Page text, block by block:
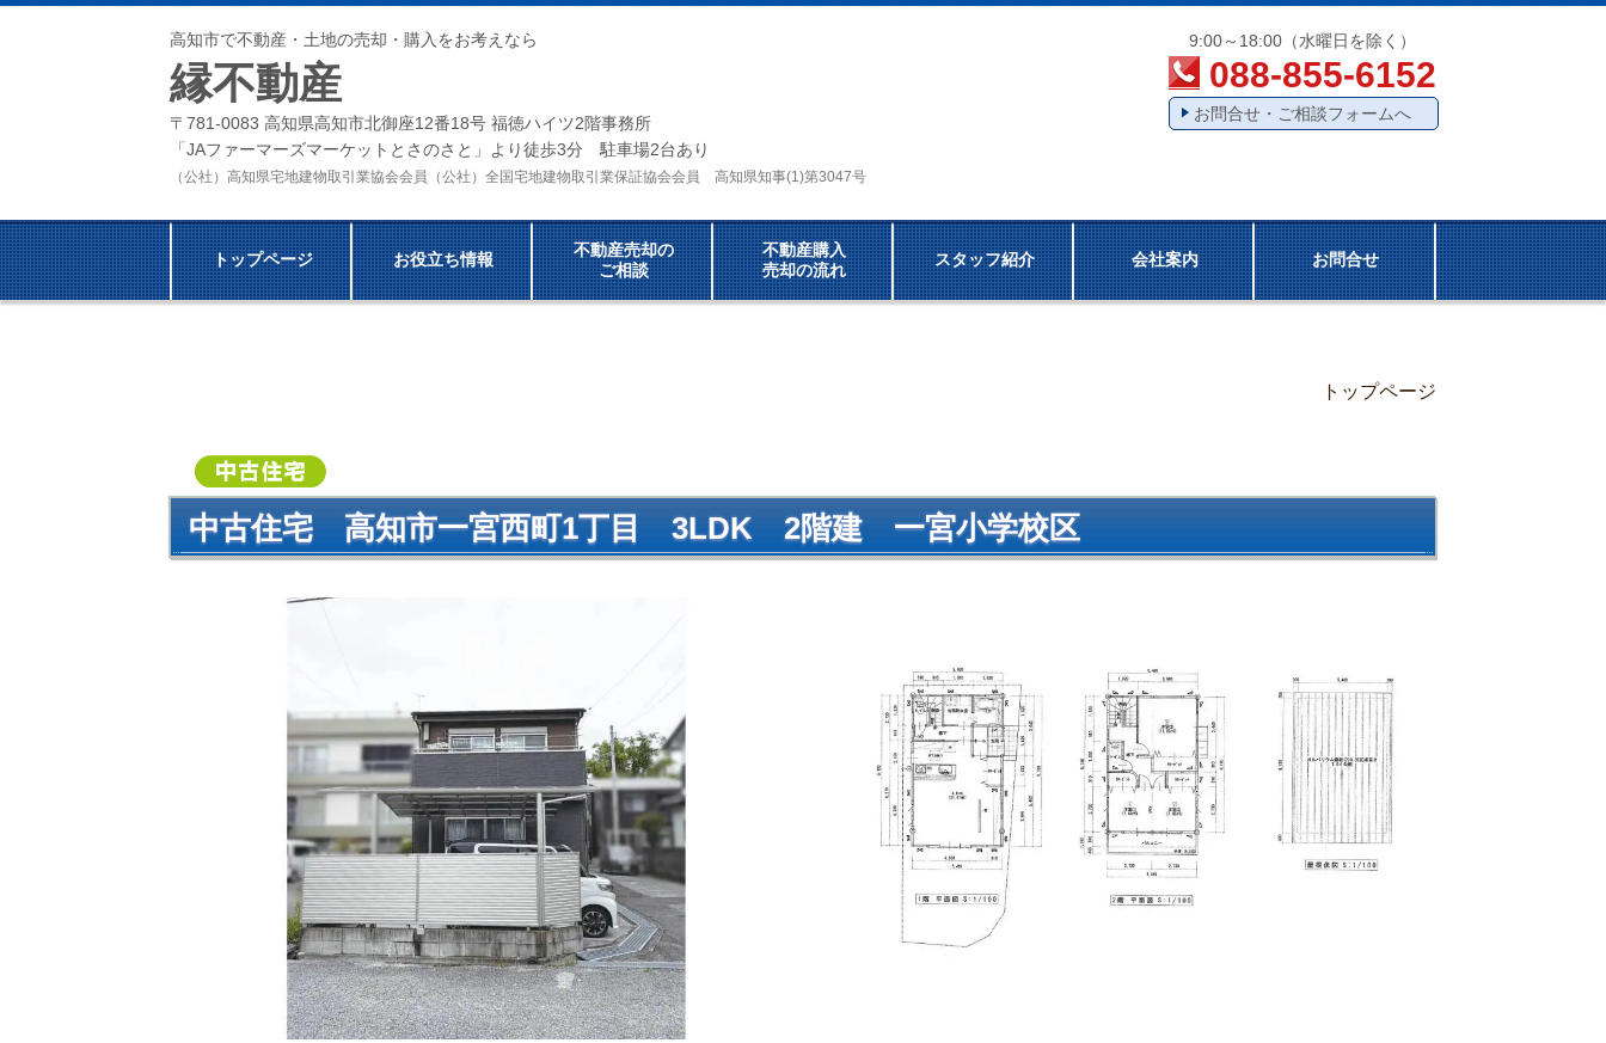
高知市で不動産・土地の売却・購入をお考えなら
縁不動産
〒781-0083 高知県高知市北御座12番18号 福徳ハイツ2階事務所
「JAファーマーズマーケットとさのさと」より徒歩3分 駐車場2台あり
（公社）高知県宅地建物取引業協会会員（公社）全国宅地建物取引業保証協会会員 高知県知事(1)第3047号
9:00～18:00（水曜日を除く）
088-855-6152
お問合せ・ご相談フォームへ
トップページ お役立ち情報
不動産売却の
ご相談
不動産購入
売却の流れ
スタッフ紹介 会社案内 お問合せ
トップページ
中古住宅高知市一宮西町1丁目3LDK 2階建 一宮小学校区